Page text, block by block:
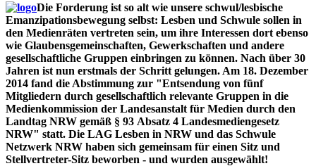
Die Forderung ist so alt wie unsere schwul/lesbische
Emanzipationsbewegung selbst: Lesben und Schwule sollen in
den Medienräten vertreten sein, um ihre Interessen dort ebenso
wie Glaubensgemeinschaften, Gewerkschaften und andere
gesellschaftliche Gruppen einbringen zu können. Nach über 30
Jahren ist nun erstmals der Schritt gelungen. Am 18. Dezember
2014 fand die Abstimmung zur "Entsendung von fünf
Mitgliedern durch gesellschaftlich relevante Gruppen in die
Medienkommission der Landesanstalt für Medien durch den
Landtag NRW gemäß § 93 Absatz 4 Landesmediengesetz
NRW" statt. Die LAG Lesben in NRW und das Schwule
Netzwerk NRW haben sich gemeinsam für einen Sitz und
Stellvertreter-Sitz beworben - und wurden ausgewählt!